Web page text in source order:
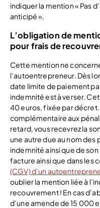
indiquer la mention « Pas
anticipé ».
L’obligation de
pour frais de
Cette mention ne
l’autoentrepreneur. Dès
date limite de paiement
indemnité est à verser.
40 euros, fixée par
complémentaire aux
retard, vous recevrez la
une autre due au nom
indemnité ainsi que de
facture ainsi que dans les
(CGV) d’un
oublier la mention liée à
recouvrement ! En cas
d’une amende de 15 000